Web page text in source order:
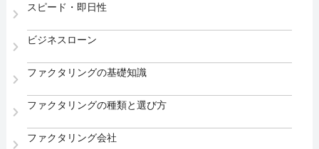
スピード・即日性
ビジネスローン
ファクタリングの基礎知識
ファクタリングの種類と選び方
ファクタリング会社